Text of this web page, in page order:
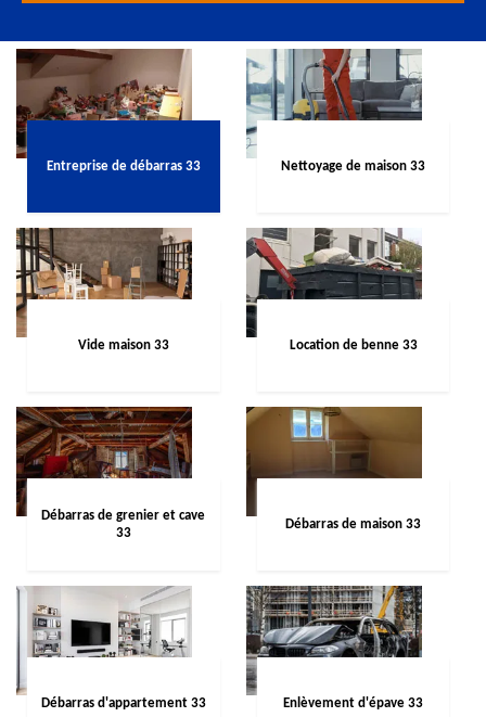
Entreprise de débarras 33 Nettoyage de maison 33
Vide maison 33 Location de benne 33
Débarras de grenier et cave
33
Débarras de maison 33
Débarras d'appartement 33 Enlèvement d'épave 33